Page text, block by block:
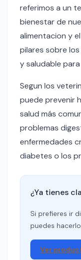
referimos a un
bienestar de
alimentacion y
pilares sobre
y saludable
Segun los
puede prevenir
salud más
problemas
enfermedades
diabetes o los
¿Ya tienes
Si prefieres ir
puedes
Ver